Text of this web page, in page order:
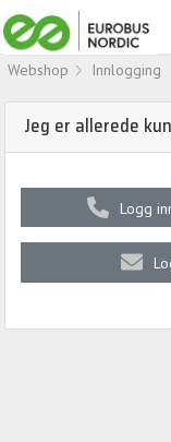
Webshop Innlogging
Jeg er allerede
Logg